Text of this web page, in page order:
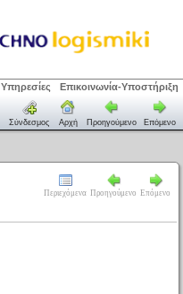
Υπηρεσίες Επικοινωνία-Υποστήριξη
Σύνδεσμος Αρχή Προηγούμενο Επόμενο